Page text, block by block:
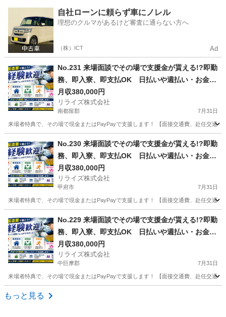
その他 業務
自社ローンに頼らず車にノレル
理想のクルマがあるけど審査に通らない方へ
（株）ICT Ad
No.231 来場面談でその場で支援金が貰える!?即勤
務、即入寮、即支払OK 日払いや週払い・お金住
む場所に困ってる方必見の案件です！簡単な電子
部品の製造・加工のお仕事♪
月収380,000円
リライズ株式会社
南都留郡 7月31日
来場者特典で、その場で現金またはPayPayで支援します！ 【面接交通費、赴任交通
業務
No.230 来場面談でその場で支援金が貰える!?即勤
務、即入寮、即支払OK 日払いや週払い・お金住
む場所に困ってる方必見の案件です！簡単な電子
部品の製造・加工のお仕事♪
月収380,000円
リライズ株式会社
甲府市 7月31日
来場者特典で、その場で現金またはPayPayで支援します！ 【面接交通費、赴任交通
No.229 来場面談でその場で支援金が貰える!?即勤
務、即入寮、即支払OK 日払いや週払い・お金住
む場所に困ってる方必見の案件です！簡単な電子
部品の製造・加工のお仕事♪
月収380,000円
リライズ株式会社
中巨摩郡 7月31日
来場者特典で、その場で現金またはPayPayで支援します！ 【面接交通費、赴任交通
山梨 中巨摩郡
もっと見る